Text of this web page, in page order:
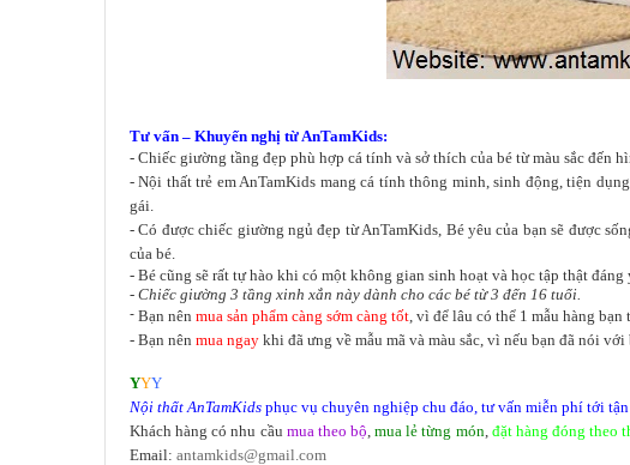
Tư vấn – Khuyến nghị từ AnTamKids:
- Chiếc giường tầng đẹp phù hợp cá tính và sở thích của bé từ màu sắc đến
- Nội thất trẻ em AnTamKids mang cá tính thông minh, sinh động, tiện
gái.
- Có được chiếc giường ngủ đẹp từ AnTamKids, Bé yêu của bạn sẽ được
của bé.
- Bé cũng sẽ rất tự hào khi có một không gian sinh hoạt và học tập thật
- Chiếc giường 3 tầng xinh xắn này dành cho các bé từ 3 đến 16 tuổi.
- Bạn nên mua sản phẩm càng sớm càng tốt, vì để lâu có thể 1 mẫu hàng
- Bạn nên mua ngay khi đã ưng về mẫu mã và màu sắc, vì nếu bạn đã nói với
YYY
Nội thấtAnTamKids phục vụ chuyên nghiệp chu đáo, tư vấn miễn phí tới
Khách hàng có nhu cầu mua theo bộ,mua lẻ từng món, đặt hàng đóng theo
Email: antamkids@gmail.com